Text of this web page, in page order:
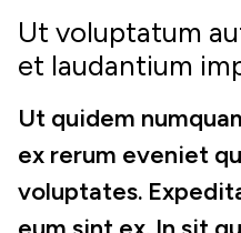
Ut voluptatum
et laudantium
Ut quidem
ex rerum eveniet
voluptates.